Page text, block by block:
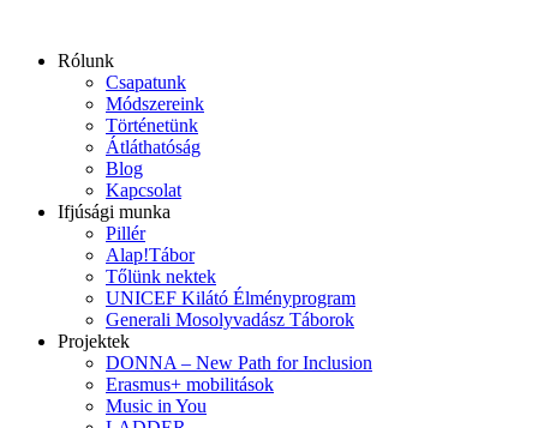
tartalomhoz
Rólunk
Csapatunk
Módszereink
Történetünk
Átláthatóság
Blog
Kapcsolat
Ifjúsági munka
Pillér
Alap!Tábor
Tőlünk nektek
UNICEF Kilátó Élményprogram
Generali Mosolyvadász Táborok
Projektek
DONNA – New Path for Inclusion
Erasmus+ mobilitások
Music in You